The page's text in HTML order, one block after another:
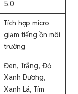
5.0
Tích hợp micro
giảm tiếng ồn môi
trường
Đen, Trắng, Đỏ,
Xanh Dương,
Xanh Lá, Tím